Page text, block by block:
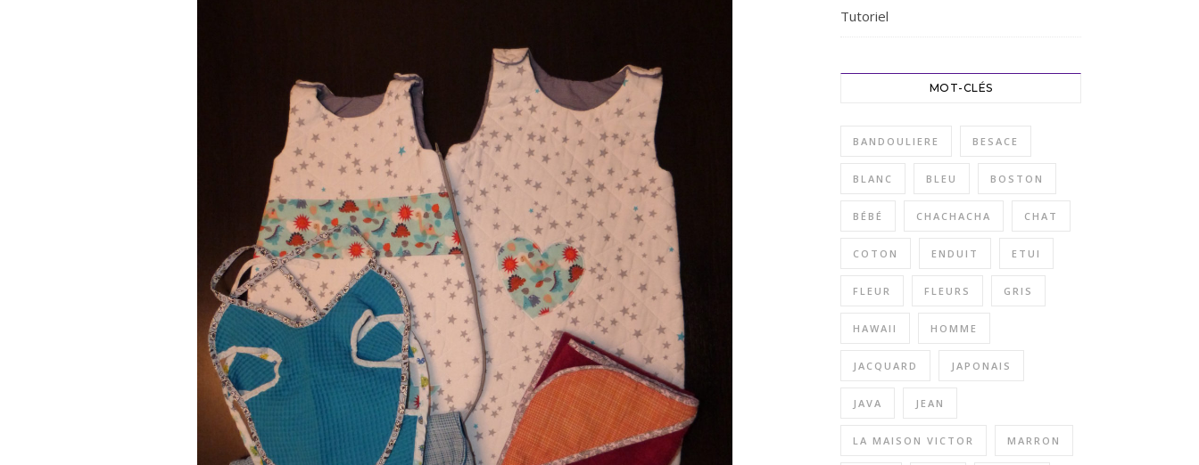
Tutoriel
MOT-CLÉS
BANDOULIERE BESACE
BLANC BLEU BOSTON
BÉBÉ CHACHACHA CHAT
COTON ENDUIT ETUI
FLEUR FLEURS GRIS
HAWAII HOMME
JACQUARD JAPONAIS
JAVA JEAN
LA MAISON VICTOR MARRON